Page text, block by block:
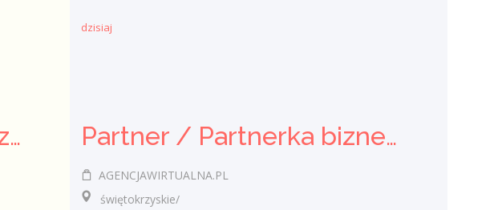
dzisiaj
Franczyzobiorca / Franczyzobiorczyni Agencji Marketingowej Partner / Partnerka biznesowa – agencja marketingu internetowego (model franczyzowy)
AGENCJAWIRTUALNA.PL
świętokrzyskie/